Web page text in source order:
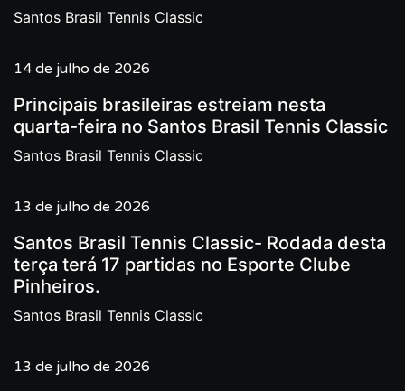
Santos Brasil Tennis Classic
14 de julho de 2026
Principais brasileiras estreiam nesta
quarta-feira no Santos Brasil Tennis Classic
Santos Brasil Tennis Classic
13 de julho de 2026
Santos Brasil Tennis Classic- Rodada desta
terça terá 17 partidas no Esporte Clube
Pinheiros.
Santos Brasil Tennis Classic
13 de julho de 2026